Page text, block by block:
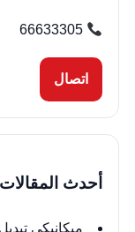
66633305
اتصال
أحدث المقالات
ميكانيكي